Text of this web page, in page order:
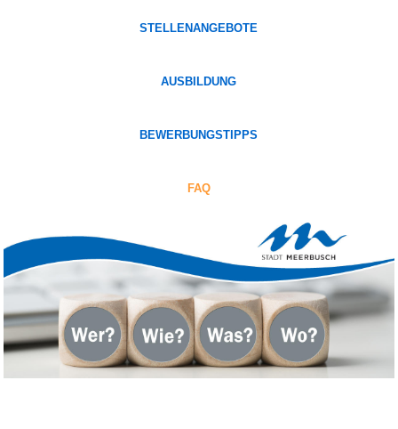
STELLENANGEBOTE
AUSBILDUNG
BEWERBUNGSTIPPS
FAQ